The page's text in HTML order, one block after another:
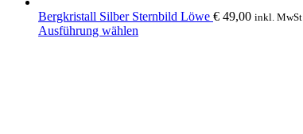
Bergkristall Silber Sternbild Löwe € 49,00 inkl. MwSt
Ausführung wählen